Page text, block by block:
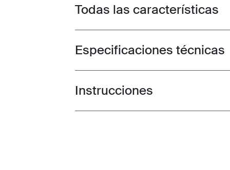
Toggle features
Todas las características
Toggle techspec
Especificaciones técnicas
Toggle guides and instructions
Instrucciones